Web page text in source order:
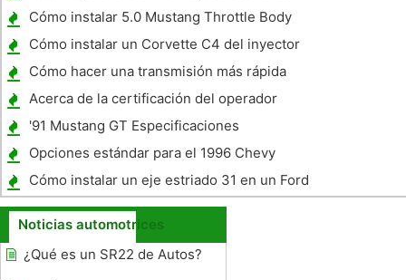
del motor
Cómo instalar 5.0 Mustang Throttle Body
Cómo instalar un Corvette C4 del inyector
de combustible
Cómo hacer una transmisión más rápida
Acerca de la certificación del operador
Carretilla
'91 Mustang GT Especificaciones
Opciones estándar para el 1996 Chevy
Blazer LT
Cómo instalar un eje estriado 31 en un Ford
de 9 pulgadas Rear End
Noticias automotrices
¿Qué es un SR22 de Autos?